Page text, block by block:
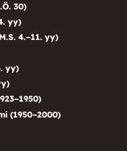
30)
yy)
4.–11. yy)
yy)
(1950–2000)